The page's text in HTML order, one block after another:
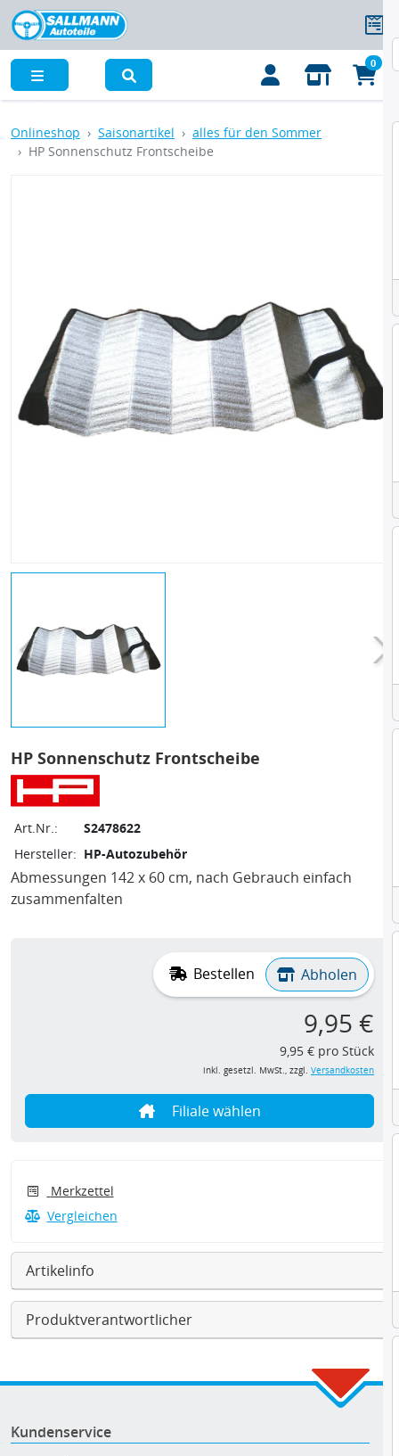
0
Onlineshop Saisonartikel
alles für den Sommer
HP Sonnenschutz Frontscheibe
HP Sonnenschutz Frontscheibe
Art.Nr.:
S2478622
Hersteller: HP-Autozubehör
Abmessungen 142 x 60 cm, nach Gebrauch einfach
zusammenfalten
Bestellen Abholen
9,95 €
9,95 € pro Stück
inkl. gesetzl. MwSt., zzgl. Versandkosten
Filiale wählen
Merkzettel
Vergleichen
Artikelinfo
Produktverantwortlicher
Kundenservice